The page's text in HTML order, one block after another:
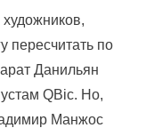
пересчитать по
Данильян
QBic. Но,
Манжос